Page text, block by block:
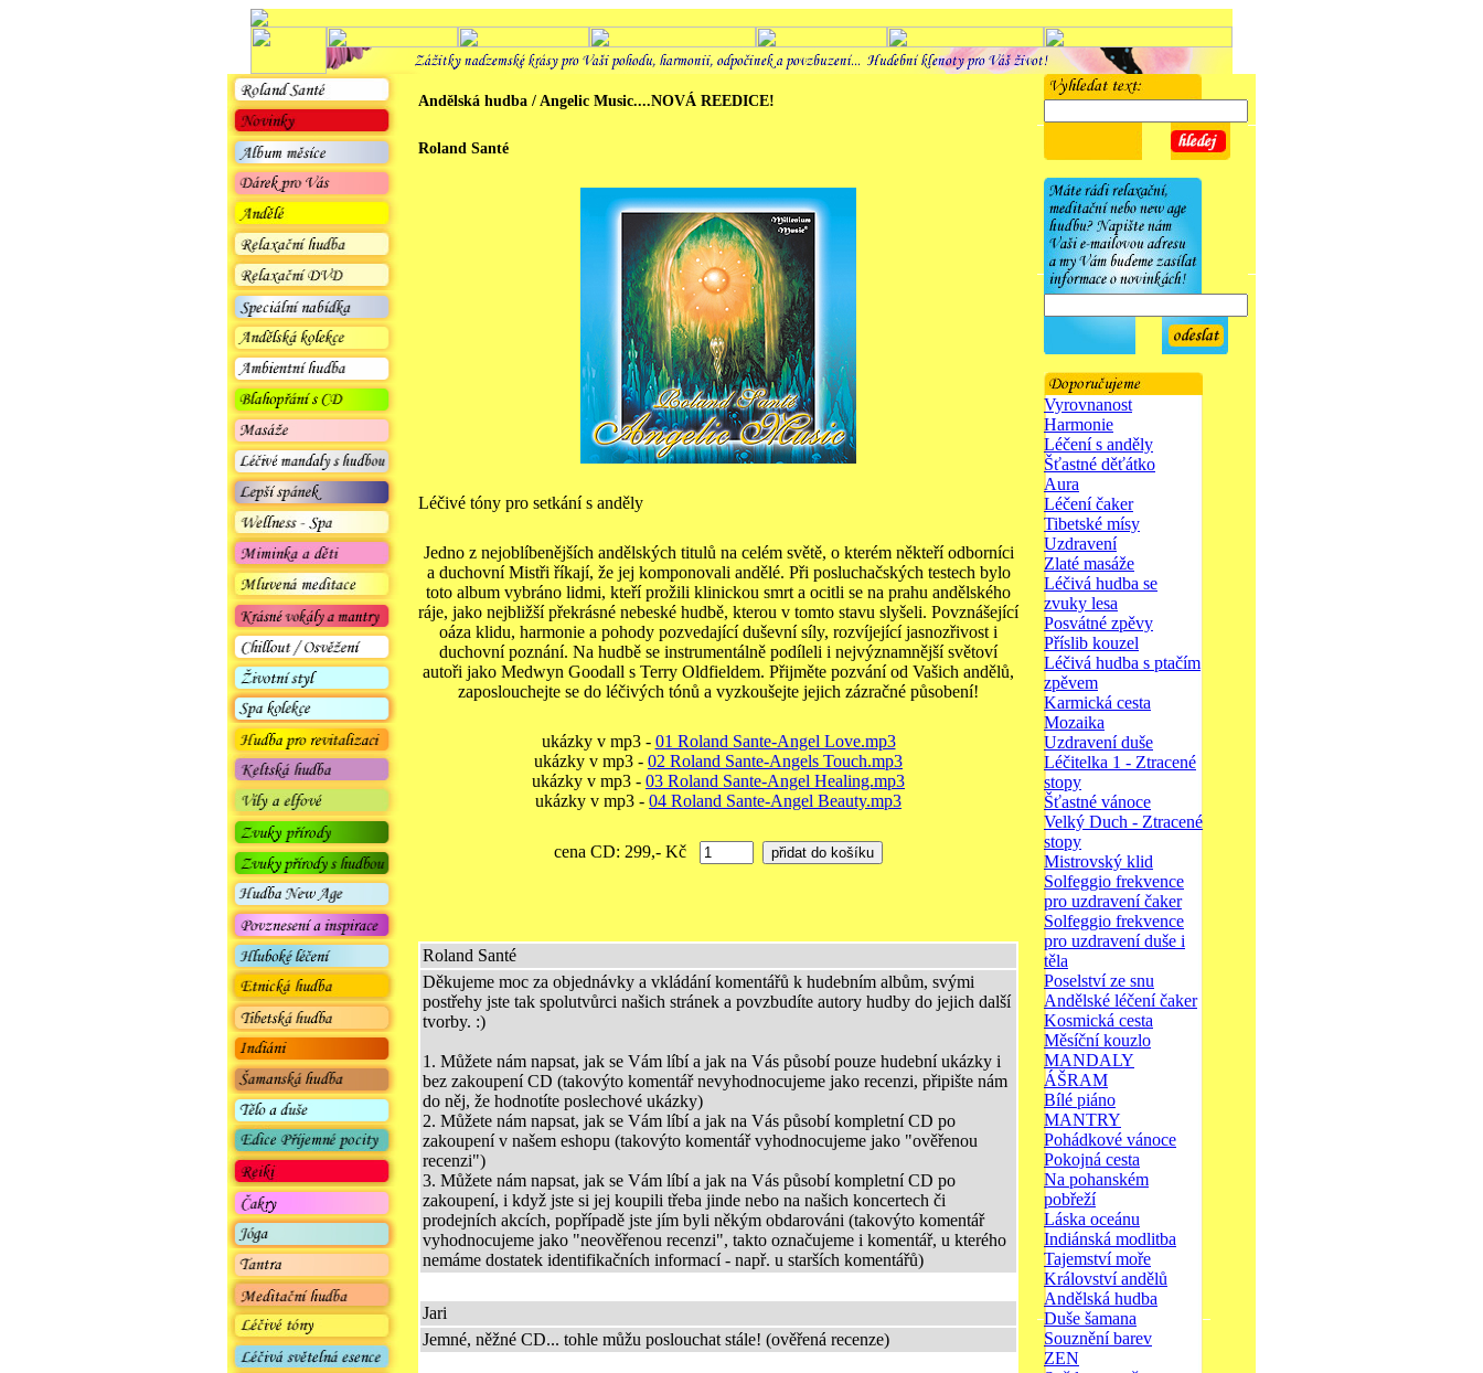
Andělská hudba / Angelic Music....NOVÁ REEDICE!
Roland Santé
Léčivé tóny pro setkání s anděly
Jedno z nejoblíbenějších andělských titulů na celém světě, o kterém někteří odborníci
a duchovní Mistři říkají, že jej komponovali andělé. Při posluchačských testech bylo
toto album vybráno lidmi, kteří prožili klinickou smrt a ocitli se na prahu andělského
ráje, jako nejbližší překrásné nebeské hudbě, kterou v tomto stavu slyšeli. Povznášející
oáza klidu, harmonie a pohody pozvedající duševní síly, rozvíjející jasnozřivost i
duchovní poznání. Na hudbě se instrumentálně podíleli i nejvýznamnější světoví
autoři jako Medwyn Goodall s Terry Oldfieldem. Přijměte pozvání od Vašich andělů,
zaposlouchejte se do léčivých tónů a vyzkoušejte jejich zázračné působení!
ukázky v mp3 - 01 Roland Sante-Angel Love.mp3
ukázky v mp3 - 02 Roland Sante-Angels Touch.mp3
ukázky v mp3 - 03 Roland Sante-Angel Healing.mp3
ukázky v mp3 - 04 Roland Sante-Angel Beauty.mp3
cena CD: 299,- Kč
Roland Santé
Děkujeme moc za objednávky a vkládání komentářů k hudebním albům, svými
postřehy jste tak spolutvůrci našich stránek a povzbudíte autory hudby do jejich další
tvorby. :)
1. Můžete nám napsat, jak se Vám líbí a jak na Vás působí pouze hudební ukázky i
bez zakoupení CD (takovýto komentář nevyhodnocujeme jako recenzi, připište nám
do něj, že hodnotíte poslechové ukázky)
2. Můžete nám napsat, jak se Vám líbí a jak na Vás působí kompletní CD po
zakoupení v našem eshopu (takovýto komentář vyhodnocujeme jako "ověřenou
recenzi")
3. Můžete nám napsat, jak se Vám líbí a jak na Vás působí kompletní CD po
zakoupení, i když jste si jej koupili třeba jinde nebo na našich koncertech či
prodejních akcích, popřípadě jste jím byli někým obdarováni (takovýto komentář
vyhodnocujeme jako "neověřenou recenzi", takto označujeme i komentář, u kterého
nemáme dostatek identifikačních informací - např. u starších komentářů)
Jari
Jemné, něžné CD... tohle můžu poslouchat stále! (ověřená recenze)
Vyrovnanost
Harmonie
Léčení s anděly
Šťastné děťátko
Aura
Léčení čaker
Tibetské mísy
Uzdravení
Zlaté masáže
Léčivá hudba se
zvuky lesa
Posvátné zpěvy
Příslib kouzel
Léčivá hudba s ptačím
zpěvem
Karmická cesta
Mozaika
Uzdravení duše
Léčitelka 1 - Ztracené
stopy
Šťastné vánoce
Velký Duch - Ztracené
stopy
Mistrovský klid
Solfeggio frekvence
pro uzdravení čaker
Solfeggio frekvence
pro uzdravení duše i
těla
Poselství ze snu
Andělské léčení čaker
Kosmická cesta
Měsíční kouzlo
MANDALY
ÁŠRAM
Bílé piáno
MANTRY
Pohádkové vánoce
Pokojná cesta
Na pohanském
pobřeží
Láska oceánu
Indiánská modlitba
Tajemství moře
Království andělů
Andělská hudba
Duše šamana
Souznění barev
ZEN